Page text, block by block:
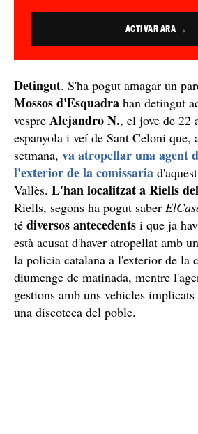
ACTIVAR ARA →
Detingut. S'ha pogut amagar un
Mossos d'Esquadra han detingut
vespre Alejandro N., el jove de 22
espanyola i veí de Sant Celoni que,
setmana, va atropellar una agent
l'exterior de la comissaria
Vallès. L'han localitzat a Riells
Riells, segons ha pogut saber
té diversos antecedents i que ja
està acusat d'haver atropellat amb
la policia catalana a l'exterior de la
diumenge de matinada, mentre
gestions amb uns vehicles
una discoteca del poble.